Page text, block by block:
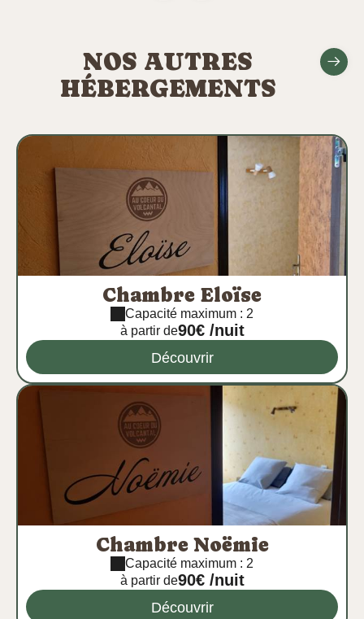
NOS AUTRES
HÉBERGEMENTS
Chambre Eloïse
Capacité maximum : 2
à partir de90€ /nuit
Découvrir
Chambre Noëmie
Capacité maximum : 2
à partir de90€ /nuit
Découvrir